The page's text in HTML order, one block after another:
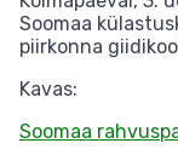
Soomaa
piirkonna
Kavas:
Soomaa